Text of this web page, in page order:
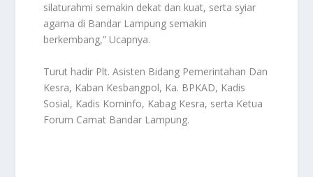
silaturahmi semakin dekat dan kuat, serta syiar
agama di Bandar Lampung semakin
berkembang,” Ucapnya.
Turut hadir Plt. Asisten Bidang Pemerintahan Dan
Kesra, Kaban Kesbangpol, Ka. BPKAD, Kadis
Sosial, Kadis Kominfo, Kabag Kesra, serta Ketua
Forum Camat Bandar Lampung.